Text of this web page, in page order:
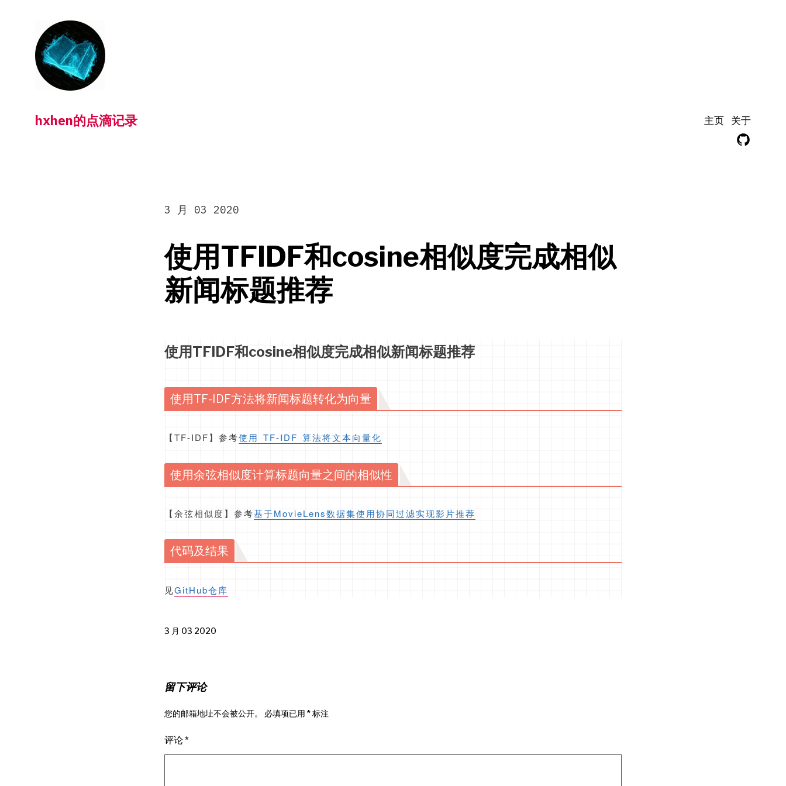
hxhen的点滴记录 主页
关于
GitHub
使用TFIDF和cosine相似度完成相似
新闻标题推荐
3 月 03 2020
使用TFIDF和cosine相似度完成相似新闻标题推荐
使用TF-IDF方法将新闻标题转化为向量
【TF-IDF】参考使用 TF-IDF 算法将文本向量化
使用余弦相似度计算标题向量之间的相似性
【余弦相似度】参考基于MovieLens数据集使用协同过滤实现影片推荐
代码及结果
见GitHub仓库
3 月 03 2020
留下评论
您的邮箱地址不会被公开。 必填项已用 *标注
评论*